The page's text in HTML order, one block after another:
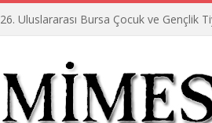
26. Uluslararası Bursa Çocuk ve Gençlik